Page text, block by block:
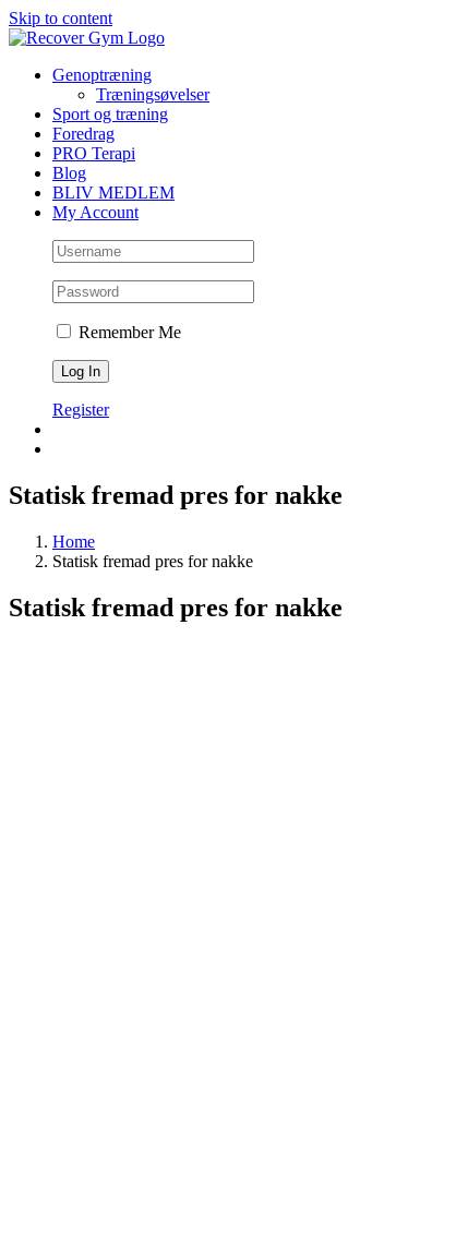
Skip to content
Genoptræning
Træningsøvelser
Sport og træning
Foredrag
PRO Terapi
Blog
BLIV MEDLEM
My Account
Remember Me
Register
Statisk fremad pres for nakke
Home
Statisk fremad pres for nakke
Statisk fremad pres for nakke